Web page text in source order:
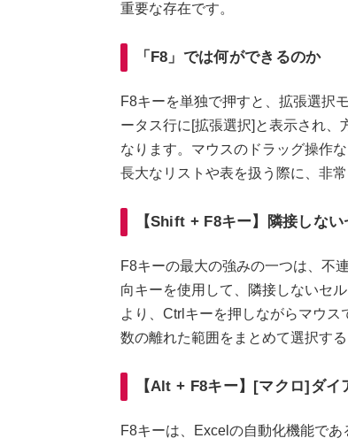
重要な存在です。
「F8」では何ができるのか
F8キーを単独で押すと、拡張選択
ータス行に[拡張選択]と表示され
なります。マウスのドラッグ操作
長大なリストや表を扱う際に、非
【Shift + F8キー】隣接しな
F8キーの最大の強みの一つは、不
向キーを使用して、隣接しないセ
より、Ctrlキーを押しながらマウ
数の離れた範囲をまとめて選択す
【Alt + F8キー】[マクロ]ダ
F8キーは、Excelの自動化機能で